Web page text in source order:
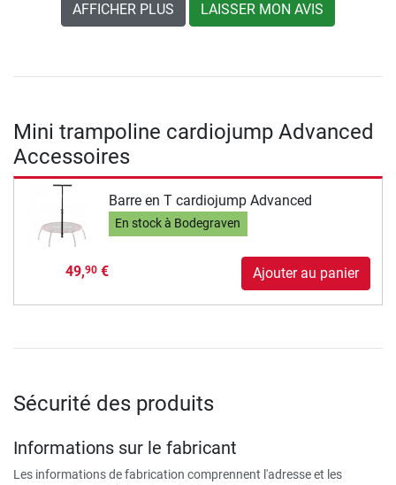
AFFICHER PLUS LAISSER MON AVIS
Mini trampoline cardiojump Advanced
Accessoires
Barre en T cardiojump Advanced
En stock à Bodegraven
49,90€ Ajouter au panier
Sécurité des produits
Informations sur le fabricant
Les informations de fabrication comprennent l'adresse et les